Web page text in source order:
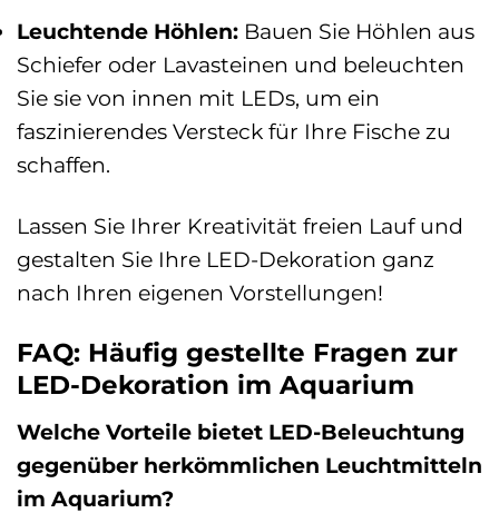
Leuchtende Höhlen: Bauen Sie Höhlen aus
Schiefer oder Lavasteinen und beleuchten
Sie sie von innen mit LEDs, um ein
faszinierendes Versteck für Ihre Fische zu
schaffen.
Lassen Sie Ihrer Kreativität freien Lauf und
gestalten Sie Ihre LED-Dekoration ganz
nach Ihren eigenen Vorstellungen!
FAQ: Häufig gestellte Fragen zur
LED-Dekoration im Aquarium
Welche Vorteile bietet LED-Beleuchtung
gegenüber herkömmlichen Leuchtmitteln
im Aquarium?